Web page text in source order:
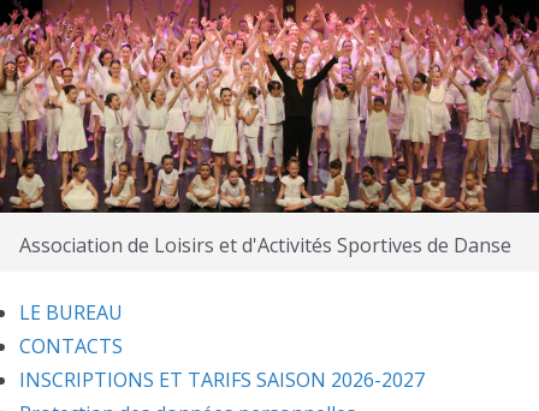
Passer
au
contenu
Association de Loisirs et d'Activités Sportives de Danse
LE BUREAU
CONTACTS
INSCRIPTIONS ET TARIFS SAISON 2026-2027